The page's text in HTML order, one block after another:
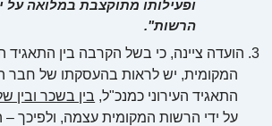
ופעילותו מתוקצבת במלואה על
הרשות".
3. הועדה ציינה, כי בשל הקרבה בין התאגיד
המקומית, יש לראות בהעסקתו של חבר
התאגיד העירוני כמנכ"ל, בין בשכר ובין
על ידי הרשות המקומית עצמה, ולפיכך